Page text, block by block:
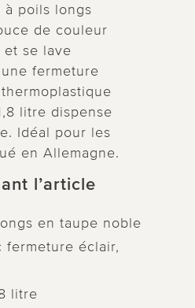
à poils longs
de couleur
se lave
fermeture
litre dispense
Idéal pour les
en Allemagne.
l’article
en taupe noble
fermeture éclair,
litre